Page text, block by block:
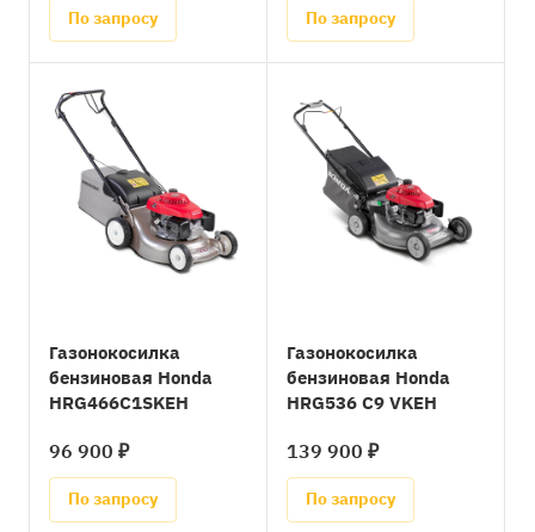
По запросу По запросу
Газонокосилка
бензиновая Honda
HRG466C1SKEH
96 900 ₽
По запросу
Газонокосилка
бензиновая Honda
HRG536 C9 VKEH
139 900 ₽
По запросу